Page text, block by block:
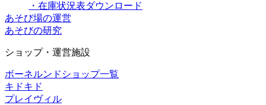
・在庫状況表ダウンロード
あそび場の運営
あそびの研究
ショップ・運営施設
ボーネルンドショップ一覧
キドキド
プレイヴィル